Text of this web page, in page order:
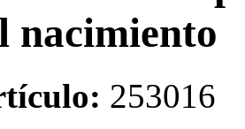
nacimiento
253016